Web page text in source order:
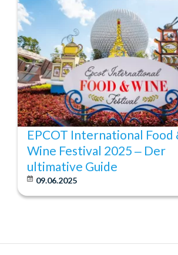
EPCOT International Food
Wine Festival 2025 ‒ Der
ultimative Guide
09.06.2025